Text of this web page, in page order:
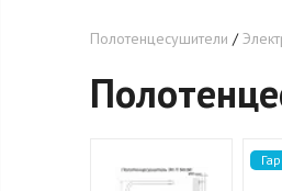
Полотенцесушители /